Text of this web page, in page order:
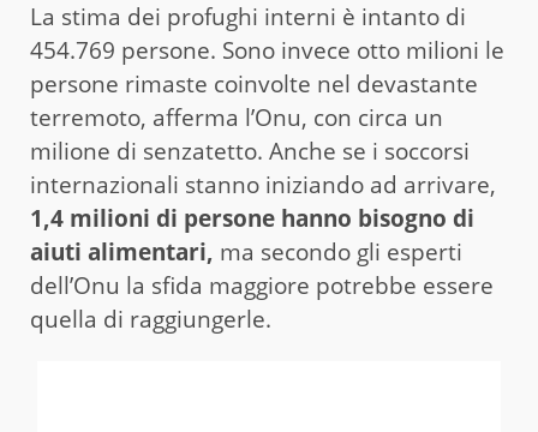
La stima dei profughi interni è intanto di
454.769 persone. Sono invece otto milioni le
persone rimaste coinvolte nel devastante
terremoto, afferma l’Onu, con circa un
milione di senzatetto. Anche se i soccorsi
internazionali stanno iniziando ad arrivare,
1,4 milioni di persone hanno bisogno di
aiuti alimentari, ma secondo gli esperti
dell’Onu la sfida maggiore potrebbe essere
quella di raggiungerle.